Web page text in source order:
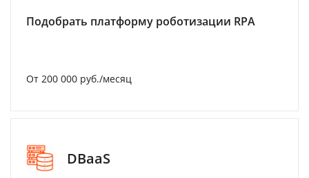
Подобрать платформу роботизации RPA
От 200 000 руб./месяц
DBaaS